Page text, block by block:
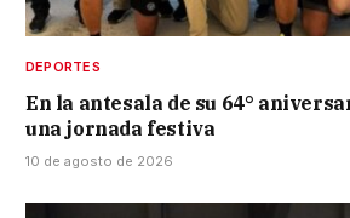
DEPORTES
En la antesala de su 64°
una jornada festiva
10 de agosto de 2026